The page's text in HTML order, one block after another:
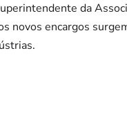
da
novos encargos